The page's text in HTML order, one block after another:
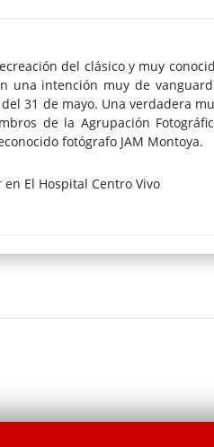
del clásico y muy
una intención muy de
31 de mayo. Una verdadera
de la Agrupación
fotógrafo JAM Montoya.
El Hospital Centro Vivo